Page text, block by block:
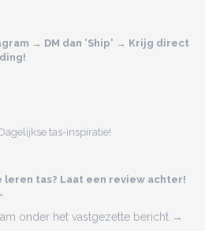
→ DM dan 'Ship' → Krijg direct
tas-inspiratie!
tas? Laat een review achter!
onder het vastgezette bericht →